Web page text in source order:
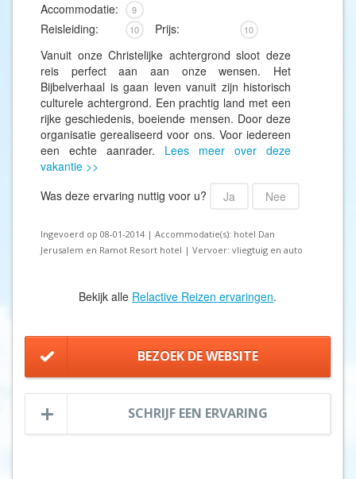
Accommodatie: 9
Reisleiding: 10 Prijs: 10
Vanuit onze Christelijke achtergrond sloot deze
reis perfect aan aan onze wensen. Het
Bijbelverhaal is gaan leven vanuit zijn historisch
culturele achtergrond. Een prachtig land met een
rijke geschiedenis, boeiende mensen. Door deze
organisatie gerealiseerd voor ons. Voor iedereen
een echte aanrader. Lees meer over deze
vakantie >>
Was deze ervaring nuttig voor u?
Ja Nee
Ingevoerd op 08-01-2014 | Accommodatie(s): hotel Dan
Jerusalem en Ramot Resort hotel | Vervoer: vliegtuig en auto
Bekijk alle Relactive Reizen ervaringen.
BEZOEK DE WEBSITE
SCHRIJF EEN ERVARING